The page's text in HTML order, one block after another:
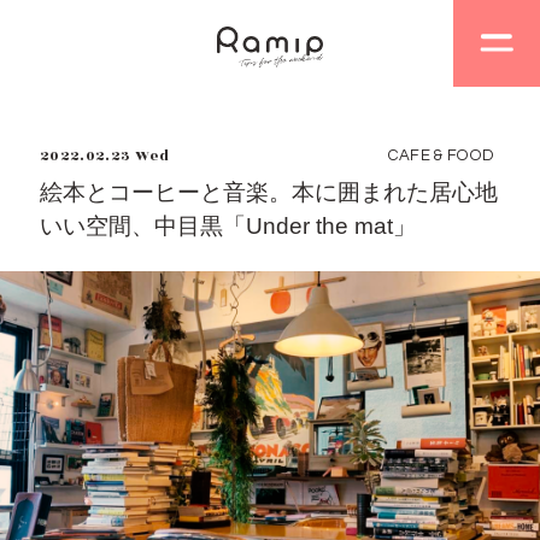
絵本とコーヒーと音楽。本に囲まれた居心地
いい空間、中目黒「Under the mat」
2022.02.23 Wed CAFE & FOOD